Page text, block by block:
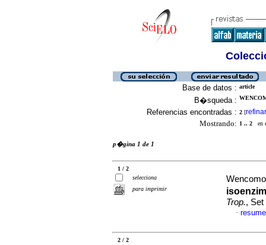
Base de datos : article
B�squeda :
Referencias encontradas : 2 [refinar
Mostrando: 1 .. 2 en
p�gina 1 de 1
1 / 2
selecciona
para imprimir
Trop., Set
·
2 / 2